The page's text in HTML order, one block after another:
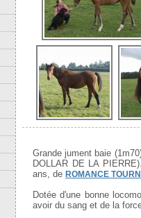
Grande jument baie
DOLLAR DE LA
ans, de ROMANCE
Dotée d'une bonne
avoir du sang et de la